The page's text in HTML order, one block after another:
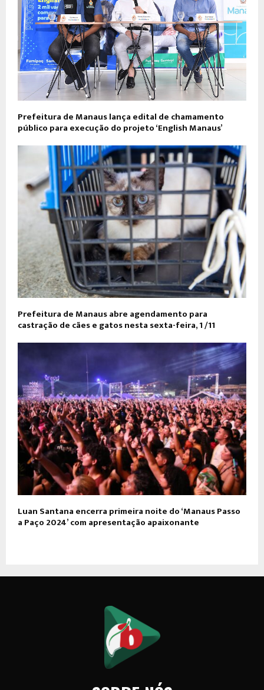
Prefeitura de Manaus lança edital de chamamento
público para execução do projeto ‘English Manaus’
Prefeitura de Manaus abre agendamento para
castração de cães e gatos nesta sexta-feira, 1º/11
Luan Santana encerra primeira noite do ‘Manaus Passo
a Paço 2024’ com apresentação apaixonante